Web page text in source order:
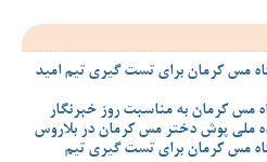
مس کرمان برای تست گیری تیم امید
مس کرمان به مناسبت روز خبرنگار
ملی پوش دختر مس کرمان در بلاروس
مس کرمان برای تست گیری تیم